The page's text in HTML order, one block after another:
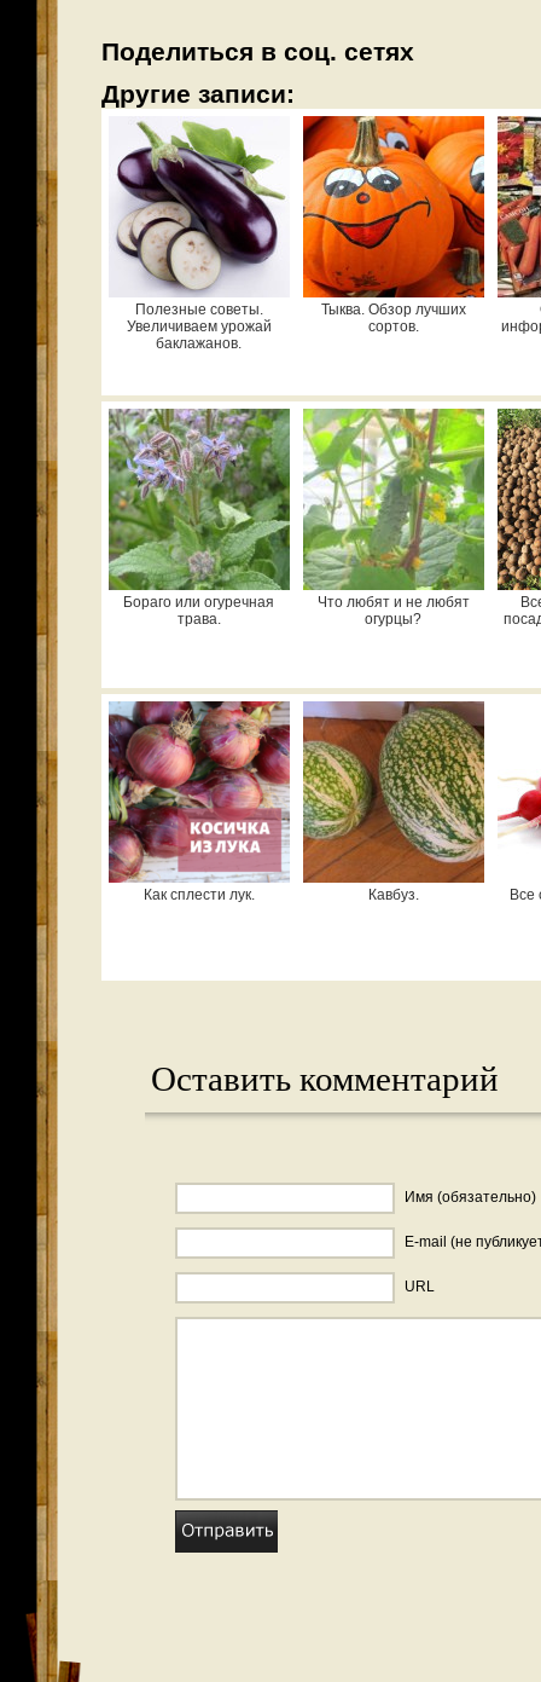
Поделиться в соц. сетях
Другие записи:
Полезные советы.
Увеличиваем урожай
баклажанов.
Тыква. Обзор лучших
сортов.
Бораго или огуречная
трава.
Что любят и не любят
огурцы?
Как сплести лук. Кавбуз. Все
Оставить комментарий
Имя (обязательно)
E-mail (не
URL